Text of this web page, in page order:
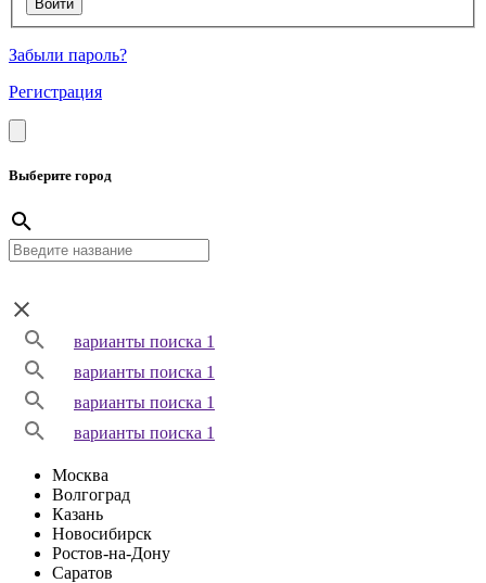
Забыли пароль?
Регистрация
Выберите город
варианты поиска 1
варианты поиска 1
варианты поиска 1
варианты поиска 1
Москва
Волгоград
Казань
Новосибирск
Ростов-на-Дону
Саратов